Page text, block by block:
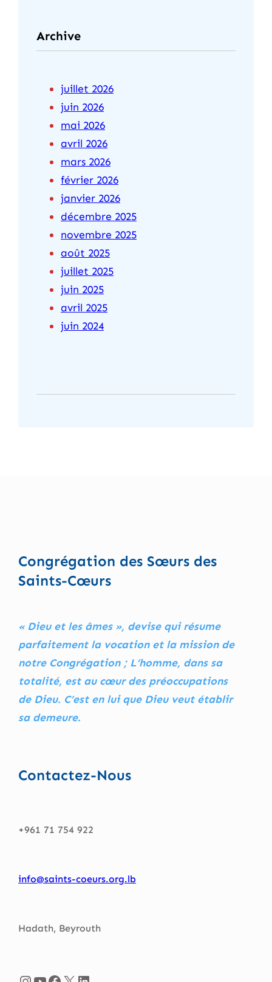
Archive
juillet 2026
juin 2026
mai 2026
avril 2026
mars 2026
février 2026
janvier 2026
décembre 2025
novembre 2025
août 2025
juillet 2025
juin 2025
avril 2025
juin 2024
Congrégation des Sœurs des
Saints-Cœurs
« Dieu et les âmes », devise qui résume
parfaitement la vocation et la mission de
notre Congrégation ; L’homme, dans sa
totalité, est au cœur des préoccupations
de Dieu. C’est en lui que Dieu veut établir
sa demeure.
Contactez-Nous
+961 71 754 922
info@saints-coeurs.org.lb
Hadath, Beyrouth